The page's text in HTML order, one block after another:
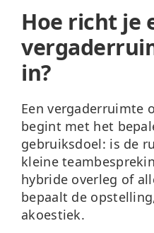
Hoe richt je
in?
Een vergaderruimte
begint met het
gebruiksdoel: is de
kleine
hybride overleg of
bepaalt de
akoestiek.